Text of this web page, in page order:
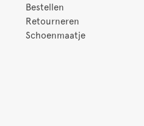
Bestellen
Retourneren
Schoenmaatje